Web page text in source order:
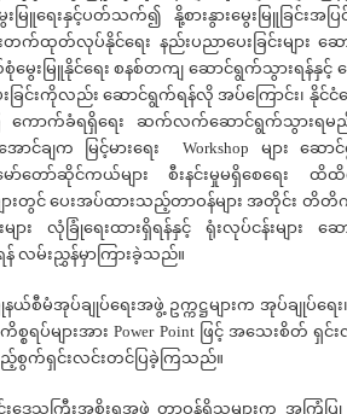
ြူရေးနှင့်ပတ်သက်၍ နို့စားနွားမွေးမြူခြင်းအ
တက်ထုတ်လုပ်နိုင်ရေး နည်းပညာပေးခြင်းများ ဆ
ေးမြူနိုင်ရေး စနစ်တကျ ဆောင်ရွက်သွားရန်နှင့်
ခြင်းကိုလည်း ဆောင်ရွက်ရန်လို အပ်ကြောင်း၊ နိုင်
ောက်ခံရရှိရေး ဆက်လက်ဆောင်ရွက်သွားရမည်ဖြ
ျက မြင့်မားရေး Workshop များ ဆော
ာ်တော်ဆိုင်ကယ်များ စီးနင်းမှုမရှိစေရေး ထိ
ားတွင် ပေးအပ်ထားသည့်တာဝန်များ အတိုင်း တိ
ား လုံခြုံရေးထားရှိရန်နှင့် ရုံးလုပ်ငန်းများ ဆ
လမ်းညွှန်မှာကြားခဲ့သည်။
ျုပ်ရေးအဖွဲ့ ဥက္ကဋ္ဌများက အုပ်ချုပ်ရေး၊
စရပ်များအား Power Point ဖြင့် အသေးစိတ် ရှင်
ည့်စွက်ရှင်းလင်းတင်ပြခဲ့ကြသည်။
းဒေသကြီးအစိုးရအဖွဲ့ တာဝန်ရှိသူများက အကြံပြု